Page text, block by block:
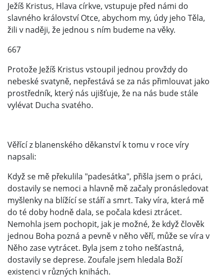
Ježíš Kristus, Hlava církve, vstupuje před námi do
slavného království Otce, abychom my, údy jeho Těla,
žili v naději, že jednou s ním budeme na věky.
667
Protože Ježíš Kristus vstoupil jednou provždy do
nebeské svatyně, nepřestává se za nás přimlouvat jako
prostředník, který nás ujišťuje, že na nás bude stále
vylévat Ducha svatého.
Věřící z blanenského děkanství k tomu v roce víry
napsali:
Když se mě překulila "padesátka", přišla jsem o práci,
dostavily se nemoci a hlavně mě začaly pronásledovat
myšlenky na blížící se stáří a smrt. Taky víra, která mě
do té doby hodně dala, se počala kdesi ztrácet.
Nemohla jsem pochopit, jak je možné, že když člověk
jednou Boha pozná a pevně v něho věří, může se víra v
Něho zase vytrácet. Byla jsem z toho nešťastná,
dostavily se deprese. Zoufale jsem hledala Boží
existenci v různých knihách.